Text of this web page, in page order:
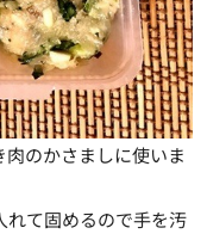
のかさましに使いま
れて固めるので手を汚